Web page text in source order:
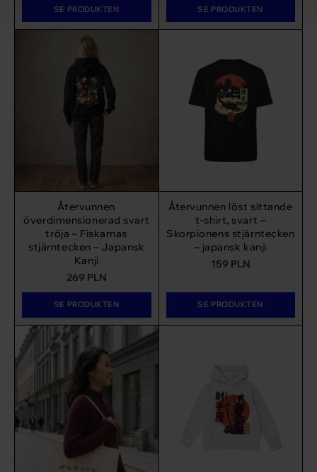
SE PRODUKTEN SE PRODUKTEN
Återvunnen
överdimensionerad svart
tröja – Fiskarnas
stjärntecken – Japansk
Kanji
269 PLN
SE PRODUKTEN
Återvunnen löst sittande
t-shirt, svart –
Skorpionens stjärntecken
– japansk kanji
159 PLN
SE PRODUKTEN